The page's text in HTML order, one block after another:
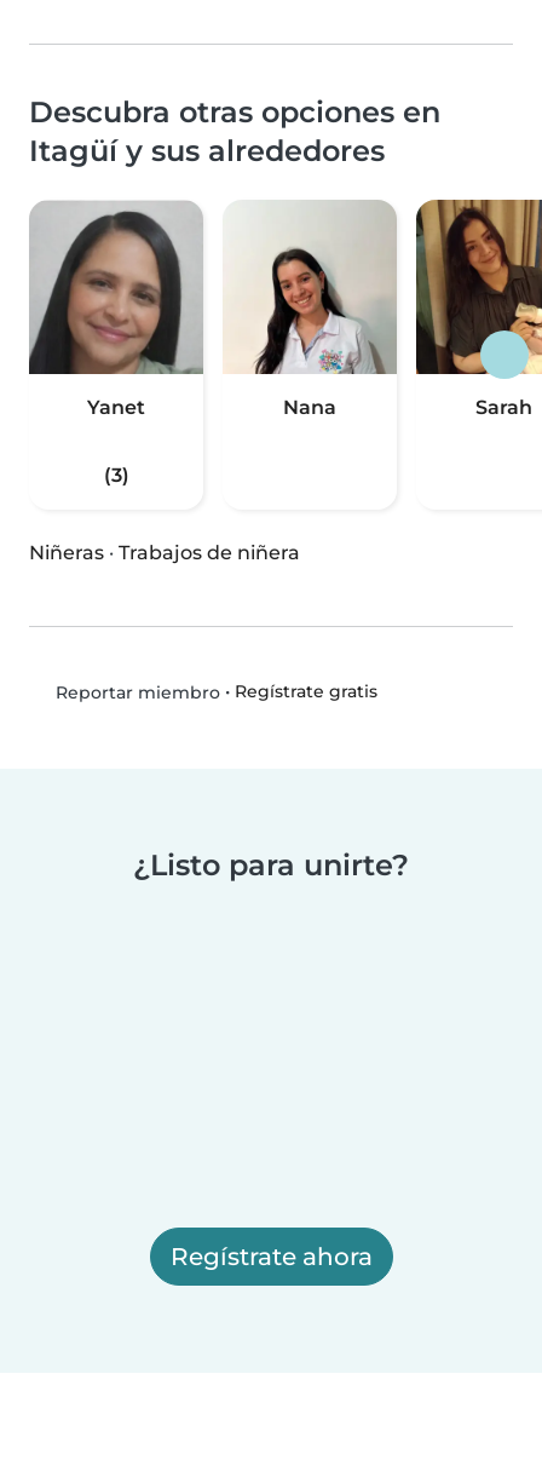
Descubra otras opciones en
Itagüí y sus alrededores
Yanet
(3)
Nana Sarah
Niñeras · Trabajos de niñera
Reportar miembro• Regístrate gratis
¿Listo para unirte?
Regístrate ahora